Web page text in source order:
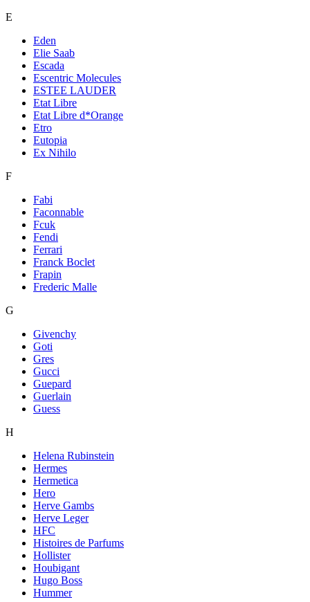
E
Eden
Elie Saab
Escada
Escentric Molecules
ESTEE LAUDER
Etat Libre
Etat Libre d*Orange
Etro
Eutopia
Ex Nihilo
F
Fabi
Faconnable
Fcuk
Fendi
Ferrari
Franck Boclet
Frapin
Frederic Malle
G
Givenchy
Goti
Gres
Gucci
Guepard
Guerlain
Guess
H
Helena Rubinstein
Hermes
Hermetica
Hero
Herve Gambs
Herve Leger
HFC
Histoires de Parfums
Hollister
Houbigant
Hugo Boss
Hummer